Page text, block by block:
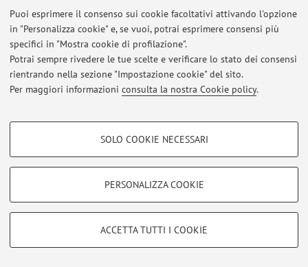
Puoi esprimere il consenso sui cookie facoltativi attivando l'opzione
in "Personalizza cookie" e, se vuoi, potrai esprimere consensi più
specifici in "Mostra cookie di profilazione".
Potrai sempre rivedere le tue scelte e verificare lo stato dei consensi
rientrando nella sezione "Impostazione cookie" del sito.
Per maggiori informazioni consulta la nostra Cookie policy.
COOKIE DI PROFILAZIONE - FACOLTATIVI
COOKIE TECNICI - NECESSARI
Si tratta di cookie tecnici utilizzati, a titolo esemplificativo, per il corretto
SOLO COOKIE NECESSARI
PERSONALIZZA COOKIE
ACCETTA TUTTI I COOKIE
© 2026 - ALMA MATER STUDIORUM - Università di Bologna - Via
Zamboni, 33 - 40126 Bologna - Partita IVA: 01131710376
Privacy| Note legali| Impostazioni Cookie